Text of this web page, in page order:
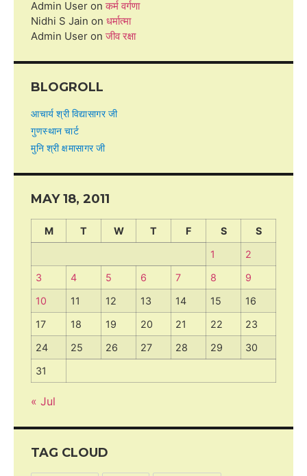
Admin User onकर्म वर्गणा
Nidhi S Jain on धर्मात्मा
Admin User onजीव रक्षा
BLOGROLL
आचार्य श्री विद्यासागर जी
गुणस्थान चार्ट
मुनि श्री क्षमासागर जी
MAY 18, 2011
M T W T F S
S
1
2
3
4 5 6 7 8
9
10
11 12 13 14 15
16
17
18 19 20 21 22
23
24
25 26 27 28 29
30
31
« Jul
TAG CLOUD